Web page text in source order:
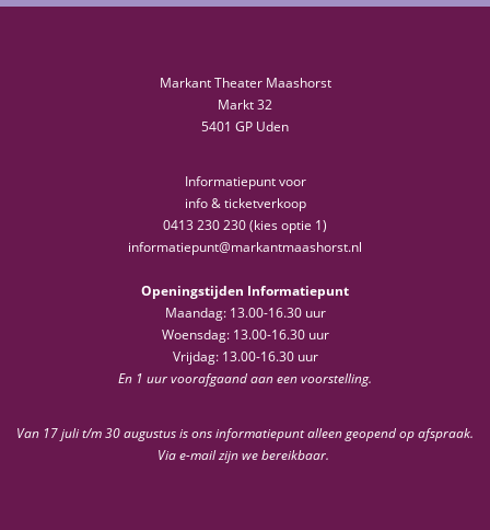
Markant Theater Maashorst
Markt 32
5401 GP Uden
Informatiepunt voor
info & ticketverkoop
0413 230 230 (kies optie 1)
informatiepunt@markantmaashorst.nl
Openingstijden Informatiepunt
Maandag: 13.00-16.30 uur
Woensdag: 13.00-16.30 uur
Vrijdag: 13.00-16.30 uur
En 1 uur voorafgaand aan een voorstelling.
Van 17 juli t/m 30 augustus is ons informatiepunt alleen geopend op afspraak.
Via e-mail zijn we bereikbaar.